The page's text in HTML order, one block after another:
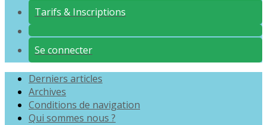
Tarifs & Inscriptions
Se connecter
Derniers articles
Archives
Conditions de navigation
Qui sommes nous ?